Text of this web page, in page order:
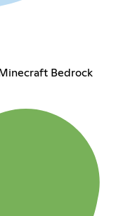
Bedrock